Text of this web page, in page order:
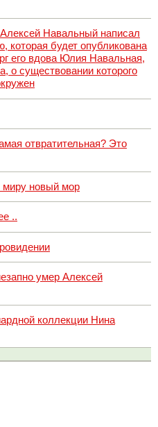
Навальный написал
которая будет опубликована
его вдова Юлия Навальная,
о существовании которого
отвратительная? Это
миру новый мор
..
умер Алексей
коллекции Нина